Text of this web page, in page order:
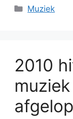
Categorieën
Muziek
2010